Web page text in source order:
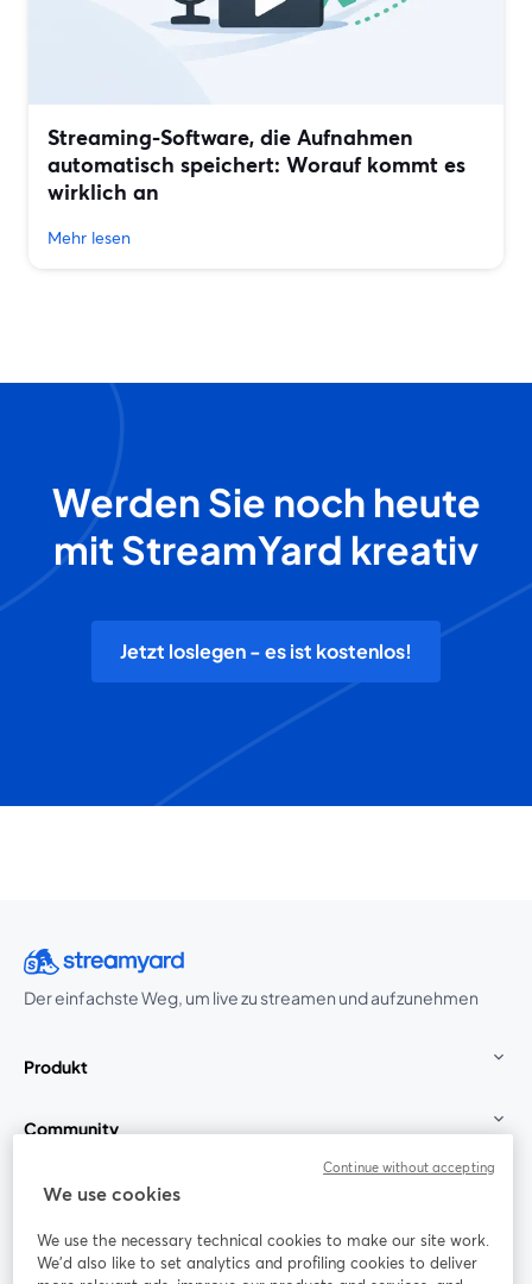
Streaming-Software, die Aufnahmen
automatisch speichert: Worauf kommt es
wirklich an
Mehr lesen
Werden Sie noch heute
mit StreamYard kreativ
Jetzt loslegen - es ist kostenlos!
Der einfachste Weg, um live zu streamen und aufzunehmen
Produkt
Community
StreamYard für
Mitmachen
We use cookies
We use the necessary technical cookies to make our site work.
We'd also like to set analytics and profiling cookies to deliver
Continue without accepting